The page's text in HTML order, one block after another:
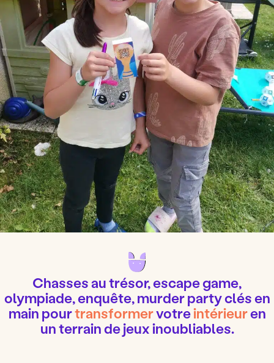
Chasses au trésor, escape game,
olympiade, enquête, murder party clés en
main pourtransformervotreintérieuren
un terrain de jeux inoubliables.